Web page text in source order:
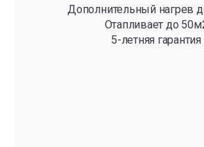
Дополнительный нагрев
Отапливает до
5-летняя гарантия